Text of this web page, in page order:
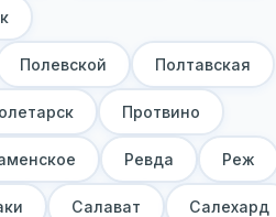
Полевской Полтавская
Протвино
Ревда Реж
Салават Салехард